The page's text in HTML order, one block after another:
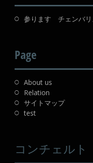
参ります チェンバリ
Page
About us
Relation
サイトマップ
test
コンチェルト